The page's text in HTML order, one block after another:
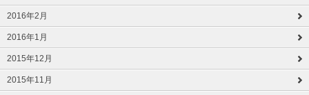
2016年2月
2016年1月
2015年12月
2015年11月